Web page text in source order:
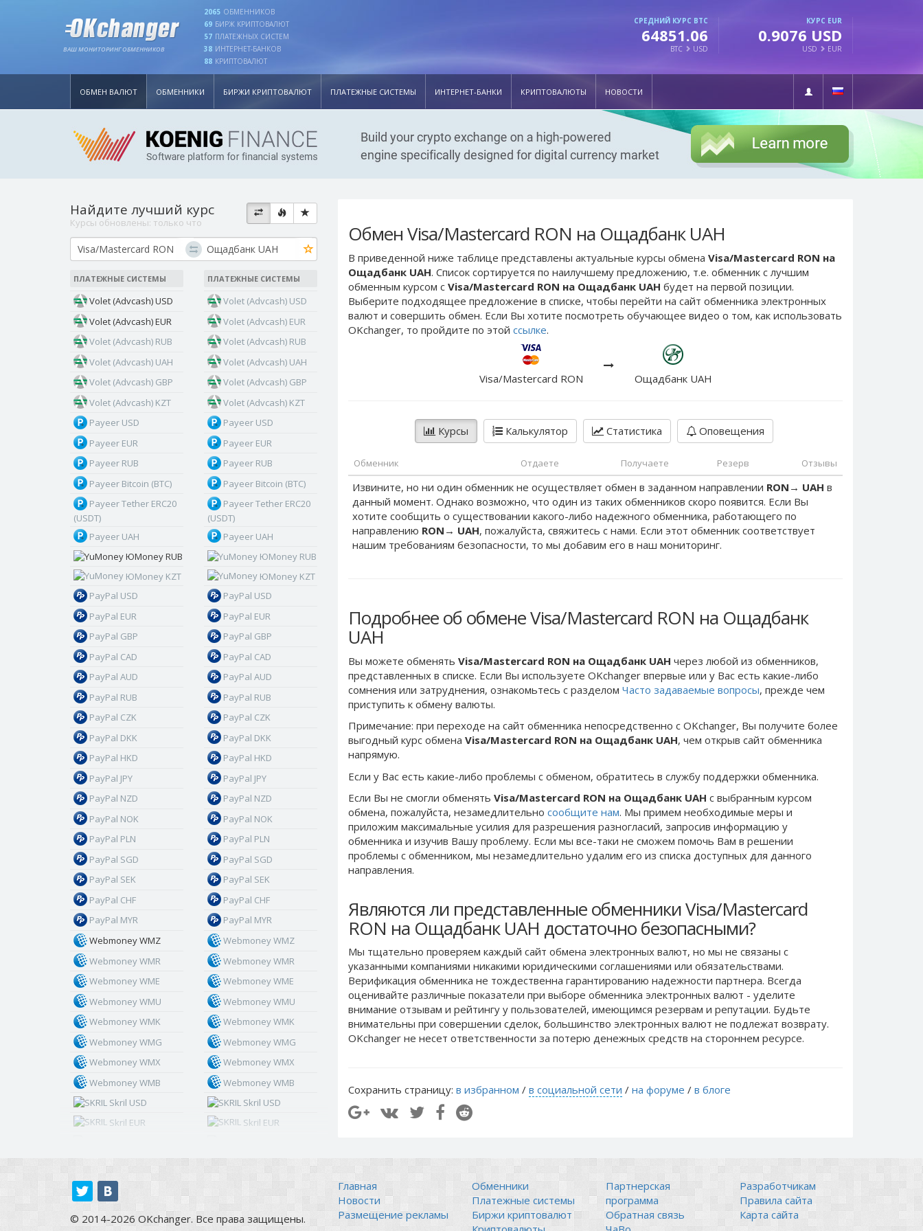
ВАШ МОНИТОРИНГ ОБМЕННИКОВ
2065 ОБМЕННИКОВ
69 БИРЖ КРИПТОВАЛЮТ
57 ПЛАТЕЖНЫХ СИСТЕМ
38 ИНТЕРНЕТ-БАНКОВ
88 КРИПТОВАЛЮТ
СРЕДНИЙ КУРС BTC
64851.06
BTC USD
КУРС EUR
0.9076 USD
USD EUR
ОБМЕН ВАЛЮТ ОБМЕННИКИ БИРЖИ КРИПТОВАЛЮТ ПЛАТЕЖНЫЕ СИСТЕМЫ ИНТЕРНЕТ-БАНКИ КРИПТОВАЛЮТЫ НОВОСТИ
Обмен Visa/Mastercard RON на Ощадбанк UAH
В приведенной ниже таблице представлены актуальные курсы обмена Visa/Mastercard RON на
Ощадбанк UAH. Список сортируется по наилучшему предложению, т.е. обменник с лучшим
обменным курсом с Visa/Mastercard RON на Ощадбанк UAH будет на первой позиции.
Выберите подходящее предложение в списке, чтобы перейти на сайт обменника электронных
валют и совершить обмен. Если Вы хотите посмотреть обучающее видео о том, как использовать
OKchanger, то пройдите по этой ссылке.
Visa/Mastercard RON Ощадбанк UAH
Курсы Калькулятор Статистика Оповещения
Обменник Отдаете Получаете Резерв Отзывы
Извините, но ни один обменник не осуществляет обмен в заданном направлении RON → UAH в
данный момент. Однако возможно, что один из таких обменников скоро появится. Если Вы
хотите сообщить о существовании какого-либо надежного обменника, работающего по
направлению RON → UAH, пожалуйста, свяжитесь с нами. Если этот обменник соответствует
нашим требованиям безопасности, то мы добавим его в наш мониторинг.
Подробнее об обмене Visa/Mastercard RON на Ощадбанк
UAH
Вы можете обменять Visa/Mastercard RON на Ощадбанк UAH через любой из обменников,
представленных в списке. Если Вы используете OKchanger впервые или у Вас есть какие-либо
сомнения или затруднения, ознакомьтесь с разделом Часто задаваемые вопросы, прежде чем
приступить к обмену валюты.
Примечание: при переходе на сайт обменника непосредственно c OKchanger, Вы получите более
выгодный курс обмена Visa/Mastercard RON на Ощадбанк UAH, чем открыв сайт обменника
напрямую.
Если у Вас есть какие-либо проблемы с обменом, обратитесь в службу поддержки обменника.
Если Вы не смогли обменять Visa/Mastercard RON на Ощадбанк UAH с выбранным курсом
обмена, пожалуйста, незамедлительно сообщите нам. Мы примем необходимые меры и
приложим максимальные усилия для разрешения разногласий, запросив информацию у
обменника и изучив Вашу проблему. Если мы все-таки не сможем помочь Вам в решении
проблемы c обменником, мы незамедлительно удалим его из списка доступных для данного
направления.
Являются ли представленные обменники Visa/Mastercard
RON на Ощадбанк UAH достаточно безопасными?
Мы тщательно проверяем каждый сайт обмена электронных валют, но мы не связаны c
указанными компаниями никакими юридическими соглашениями или обязательствами.
Верификация обменника не тождественна гарантированию надежности партнера. Всегда
оценивайте различные показатели при выборе обменника электронных валют - уделите
внимание отзывам и рейтингу у пользователей, имеющимся резервам и репутации. Будьте
внимательны при совершении сделок, большинство электронных валют не подлежат возврату.
OKchanger не несет ответственности за потерю денежных средств на стороннем ресурсе.
Сохранить страницу: в избранном / в социальной сети / на форуме / в блоге
Найдите лучший курс
Курсы обновлены: только что
ПЛАТЕЖНЫЕ СИСТЕМЫ
Volet (Advcash) USD
Volet (Advcash) EUR
Volet (Advcash) RUB
Volet (Advcash) UAH
Volet (Advcash) GBP
Volet (Advcash) KZT
Payeer USD
Payeer EUR
Payeer RUB
Payeer Bitcoin (BTC)
Payeer Tether ERC20
(USDT)
Payeer UAH
ЮMoney RUB
ЮMoney KZT
PayPal USD
PayPal EUR
PayPal GBP
PayPal CAD
PayPal AUD
PayPal RUB
PayPal CZK
PayPal DKK
PayPal HKD
PayPal JPY
PayPal NZD
PayPal NOK
PayPal PLN
PayPal SGD
PayPal SEK
PayPal CHF
PayPal MYR
Webmoney WMZ
Webmoney WMR
Webmoney WME
Webmoney WMU
Webmoney WMK
Webmoney WMG
Webmoney WMX
Webmoney WMB
Skril USD
Skril EUR
Skril GBP
Skril AUD
Skril NOK
ПЛАТЕЖНЫЕ СИСТЕМЫ
Volet (Advcash) USD
Volet (Advcash) EUR
Volet (Advcash) RUB
Volet (Advcash) UAH
Volet (Advcash) GBP
Volet (Advcash) KZT
Payeer USD
Payeer EUR
Payeer RUB
Payeer Bitcoin (BTC)
Payeer Tether ERC20
(USDT)
Payeer UAH
ЮMoney RUB
ЮMoney KZT
PayPal USD
PayPal EUR
PayPal GBP
PayPal CAD
PayPal AUD
PayPal RUB
PayPal CZK
PayPal DKK
PayPal HKD
PayPal JPY
PayPal NZD
PayPal NOK
PayPal PLN
PayPal SGD
PayPal SEK
PayPal CHF
PayPal MYR
Webmoney WMZ
Webmoney WMR
Webmoney WME
Webmoney WMU
Webmoney WMK
Webmoney WMG
Webmoney WMX
Webmoney WMB
Skril USD
Skril EUR
Skril NOK
© 2014-2026 OKchanger. Все права защищены.
Главная
Новости
Размещение рекламы
Обменники
Платежные системы
Биржи криптовалют
Партнерская
программа
Обратная связь
Разработчикам
Правила сайта
Карта сайта